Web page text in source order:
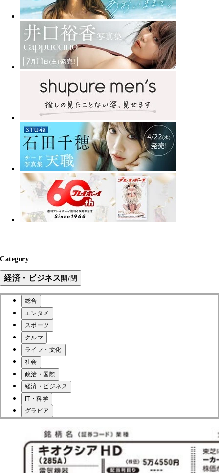
Category
経済・ビジネス開/閉
総合
エンタメ
スポーツ
クルマ
ライフ・文化
社会
政治・国際
経済・ビジネス
IT・科学
グラビア